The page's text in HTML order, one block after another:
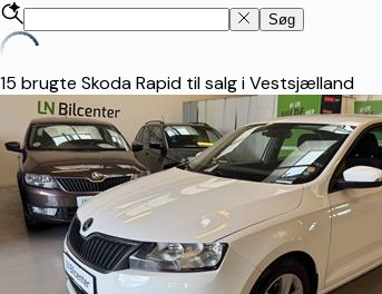
Søg
15 brugte Skoda Rapid til salg i Vestsjælland